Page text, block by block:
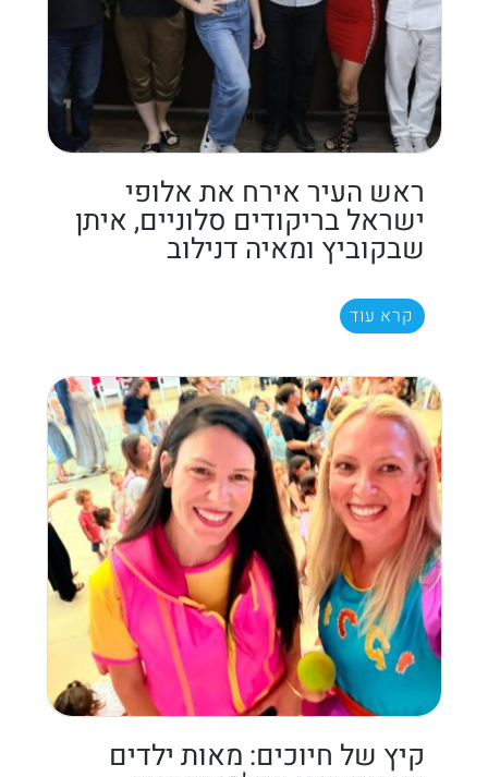
ראש העיר אירח את אלופי
ישראל בריקודים סלוניים, איתן
שבקוביץ ומאיה דנילוב
קרא עוד
קיץ של חיוכים: מאות ילדים